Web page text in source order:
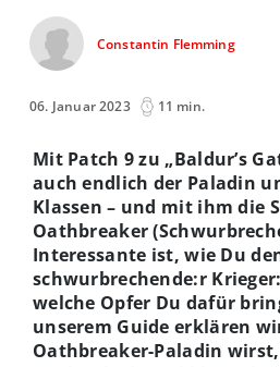
Constantin Flemming
06. Januar 2023 11 min.
Mit Patch 9 zu „Baldur’s
auch endlich der Paladin
Klassen – und mit ihm die
Oathbreaker
Interessante ist, wie Du
schwurbrechende:r
welche Opfer Du dafür
unserem Guide erklären
Oathbreaker-Paladin